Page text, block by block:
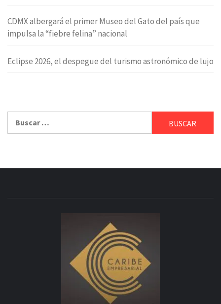
CDMX albergará el primer Museo del Gato del país que
impulsa la “fiebre felina” nacional
Eclipse 2026, el despegue del turismo astronómico de lujo